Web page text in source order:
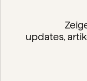
updates,